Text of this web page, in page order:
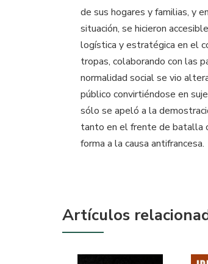
de sus hogares y familias, y
situación, se hicieron
logística y estratégica en el
tropas, colaborando con las
normalidad social se vio
público convirtiéndose en
sólo se apeló a la
tanto en el frente de batalla
forma a la causa antifrancesa.
Artículos